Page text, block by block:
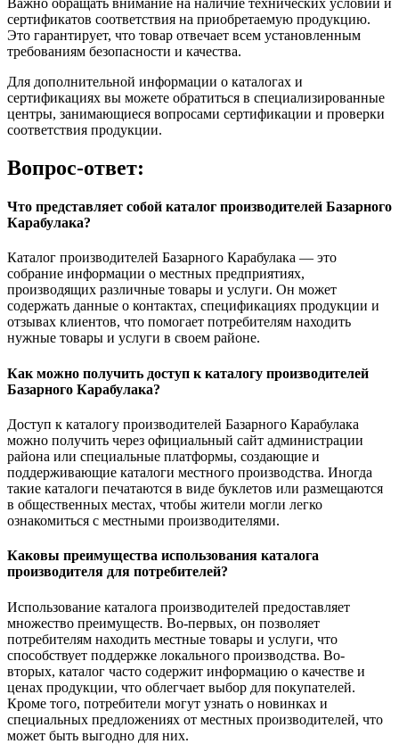
Важно обращать внимание на наличие технических условий и
сертификатов соответствия на приобретаемую продукцию.
Это гарантирует, что товар отвечает всем установленным
требованиям безопасности и качества.
Для дополнительной информации о каталогах и
сертификациях вы можете обратиться в специализированные
центры, занимающиеся вопросами сертификации и проверки
соответствия продукции.
Вопрос-ответ:
Что представляет собой каталог производителей Базарного
Карабулака?
Каталог производителей Базарного Карабулака — это
собрание информации о местных предприятиях,
производящих различные товары и услуги. Он может
содержать данные о контактах, спецификациях продукции и
отзывах клиентов, что помогает потребителям находить
нужные товары и услуги в своем районе.
Как можно получить доступ к каталогу производителей
Базарного Карабулака?
Доступ к каталогу производителей Базарного Карабулака
можно получить через официальный сайт администрации
района или специальные платформы, создающие и
поддерживающие каталоги местного производства. Иногда
такие каталоги печатаются в виде буклетов или размещаются
в общественных местах, чтобы жители могли легко
ознакомиться с местными производителями.
Каковы преимущества использования каталога
производителя для потребителей?
Использование каталога производителей предоставляет
множество преимуществ. Во-первых, он позволяет
потребителям находить местные товары и услуги, что
способствует поддержке локального производства. Во-
вторых, каталог часто содержит информацию о качестве и
ценах продукции, что облегчает выбор для покупателей.
Кроме того, потребители могут узнать о новинках и
специальных предложениях от местных производителей, что
может быть выгодно для них.